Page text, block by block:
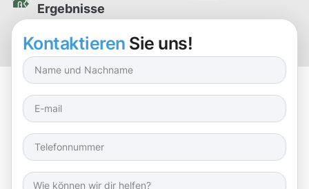
Ergebnisse
Kostenlose
Reinigungsprobe
Kontaktieren Sie uns!